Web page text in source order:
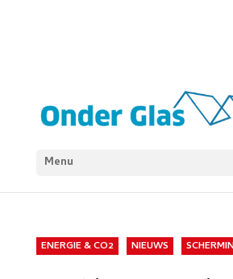
Menu
ENERGIE & CO2 NIEUWS